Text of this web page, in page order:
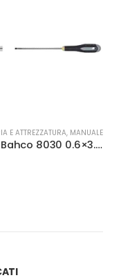
E ATTREZZATURA, MANUALE
Cacciavite Bahco 8030 0.6×3.5×75